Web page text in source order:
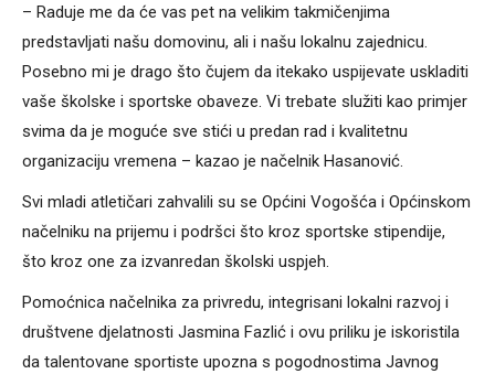
– Raduje me da će vas pet na velikim takmičenjima
predstavljati našu domovinu, ali i našu lokalnu zajednicu.
Posebno mi je drago što čujem da itekako uspijevate uskladiti
vaše školske i sportske obaveze. Vi trebate služiti kao primjer
svima da je moguće sve stići u predan rad i kvalitetnu
organizaciju vremena – kazao je načelnik Hasanović.
Svi mladi atletičari zahvalili su se Općini Vogošća i Općinskom
načelniku na prijemu i podršci što kroz sportske stipendije,
što kroz one za izvanredan školski uspjeh.
Pomoćnica načelnika za privredu, integrisani lokalni razvoj i
društvene djelatnosti Jasmina Fazlić i ovu priliku je iskoristila
da talentovane sportiste upozna s pogodnostima Javnog